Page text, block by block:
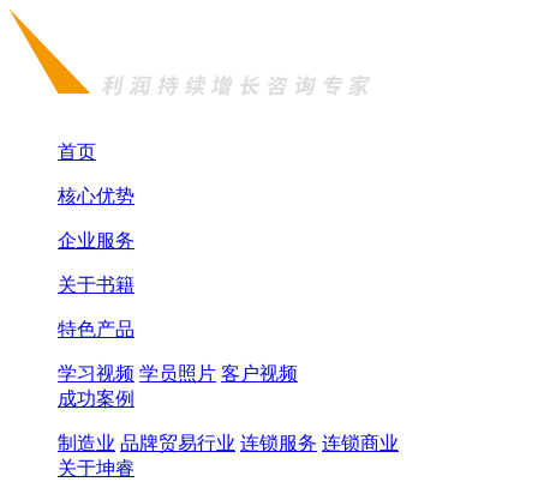
首页
核心优势
企业服务
关于书籍
特色产品
学习视频 学员照片 客户视频
成功案例
制造业 品牌贸易行业 连锁服务 连锁商业
关于坤睿